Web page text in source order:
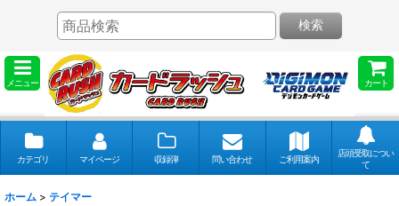
メニュー カート
検索
カテゴリ マイページ 収録弾 問い合わせ ご利用案内
店頭受取につい
て
ホーム > テイマー